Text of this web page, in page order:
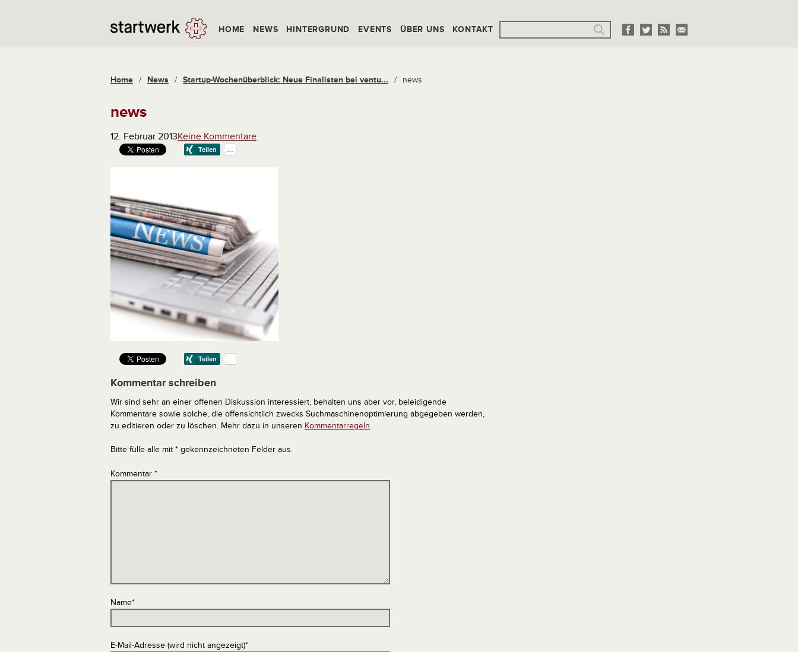
HOME NEWS HINTERGRUND EVENTS ÜBER UNS KONTAKT
Home / News / Startup-Wochenüberblick: Neue Finalisten bei ventu... / news
news
12. Februar 2013Keine Kommentare
Kommentar schreiben
Wir sind sehr an einer offenen Diskussion interessiert, behalten uns aber vor, beleidigende
Kommentare sowie solche, die offensichtlich zwecks Suchmaschinenoptimierung abgegeben werden,
zu editieren oder zu löschen. Mehr dazu in unseren Kommentarregeln.
Bitte fülle alle mit * gekennzeichneten Felder aus.
Kommentar *
Name*
E-Mail-Adresse (wird nicht angezeigt)*